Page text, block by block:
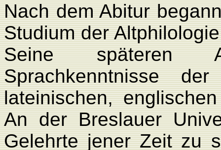
Nach dem Abitur
Studium der
Seine späteren
Sprachkenntnisse
lateinischen,
An der Breslauer
Gelehrte jener Zeit zu